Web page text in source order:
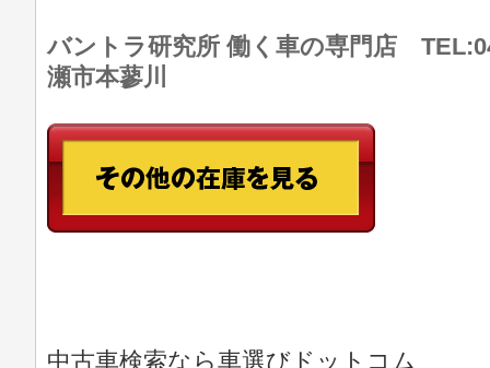
バントラ研究所 働く車の専門店
瀬市本蓼川
中古車検索なら車選びドットコム